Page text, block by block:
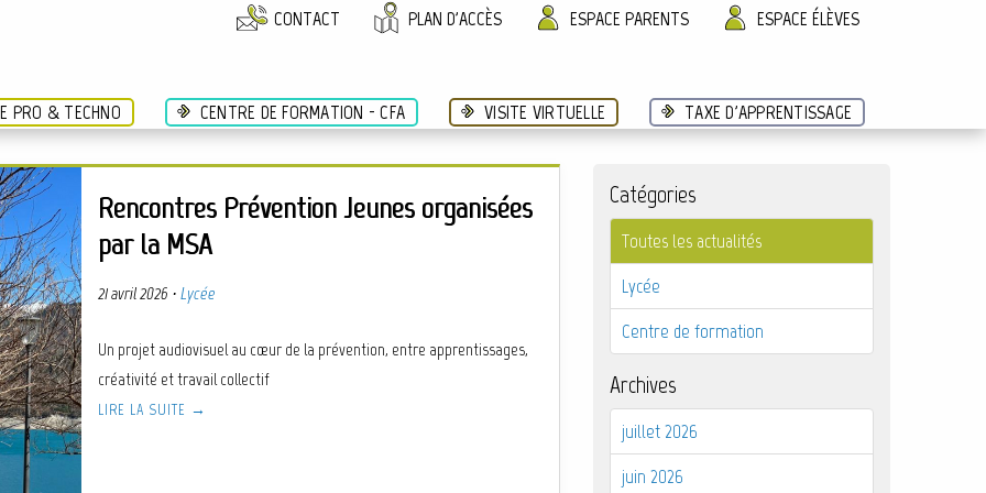
PRO & TECHNO CENTRE DE FORMATION - CFA VISITE VIRTUELLE TAXE D'APPRENTISSAGE
CONTACT PLAN D'ACCÈS ESPACE PARENTS ESPACE ÉLÈVES
Catégories
Toutes les actualités
Lycée
Centre de formation
Archives
juillet 2026
juin 2026
Rencontres Prévention Jeunes organisées
par la MSA
21 avril 2026 · Lycée
Un projet audiovisuel au cœur de la prévention, entre apprentissages,
créativité et travail collectif
LIRE LA SUITE →